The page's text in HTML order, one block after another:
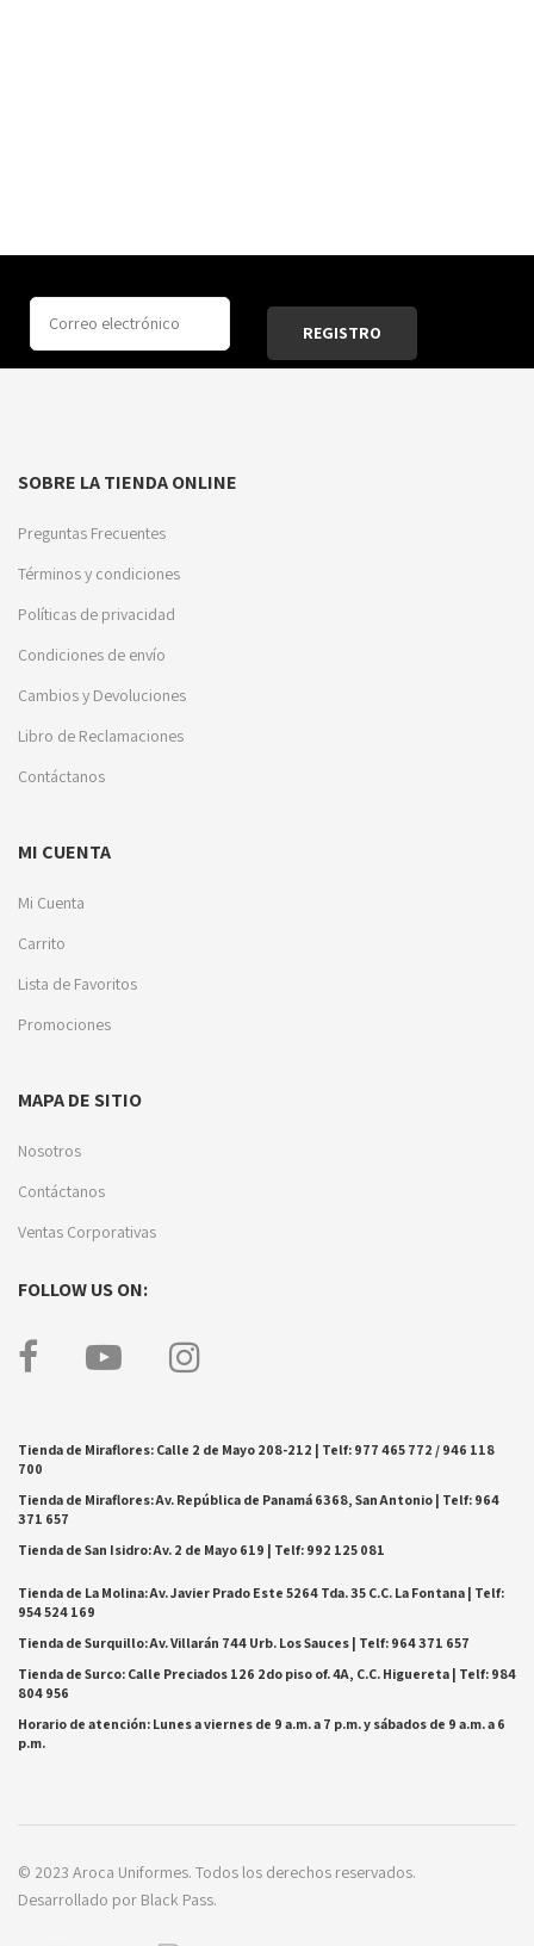
SOBRE LA TIENDA ONLINE
Preguntas Frecuentes
Términos y condiciones
Políticas de privacidad
Condiciones de envío
Cambios y Devoluciones
Libro de Reclamaciones
Contáctanos
MI CUENTA
Mi Cuenta
Carrito
Lista de Favoritos
Promociones
MAPA DE SITIO
Nosotros
Contáctanos
Ventas Corporativas
FOLLOW US ON:
Tienda de Miraflores: Calle 2 de Mayo 208-212 | Telf: 977 465 772 / 946 118
700
Tienda de Miraflores: Av. República de Panamá 6368, San Antonio | Telf: 964
371 657
Tienda de San Isidro: Av. 2 de Mayo 619 | Telf: 992 125 081
Tienda de La Molina: Av. Javier Prado Este 5264 Tda. 35 C.C. La Fontana | Telf:
954 524 169
Tienda de Surquillo: Av. Villarán 744 Urb. Los Sauces | Telf: 964 371 657
Tienda de Surco: Calle Preciados 126 2do piso of. 4A, C.C. Higuereta | Telf: 984
804 956
Horario de atención: Lunes a viernes de 9 a.m. a 7 p.m. y sábados de 9 a.m. a 6
p.m.
© 2023 Aroca Uniformes. Todos los derechos reservados.
Desarrollado por Black Pass.